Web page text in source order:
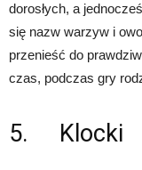
dorosłych, a
się nazw warzyw i
przenieść do
czas, podczas gry
5. Klocki